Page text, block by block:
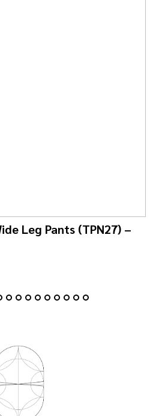
Leg Pants (TPN27) –